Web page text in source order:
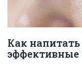
Как